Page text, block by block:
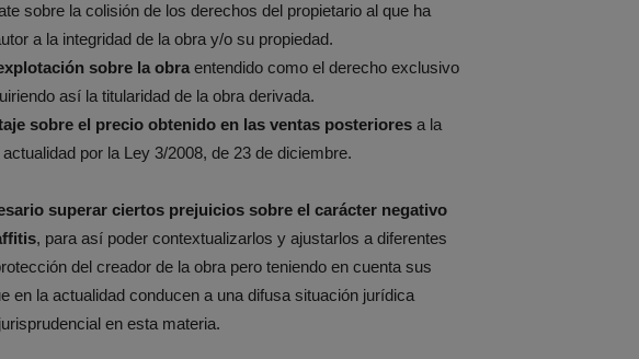
sobre la colisión de los derechos del propietario al que ha
a la integridad de la obra y/o su propiedad.
sobre la obra entendido como el derecho exclusivo
así la titularidad de la obra derivada.
sobre el precio obtenido en las ventas posteriores a la
por la Ley 3/2008, de 23 de diciembre.
superar ciertos prejuicios sobre el carácter negativo
, para así poder contextualizarlos y ajustarlos a diferentes
del creador de la obra pero teniendo en cuenta sus
en la actualidad conducen a una difusa situación jurídica
en esta materia.